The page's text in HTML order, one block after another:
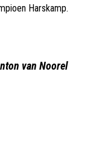
Harskamp.
van Noorel